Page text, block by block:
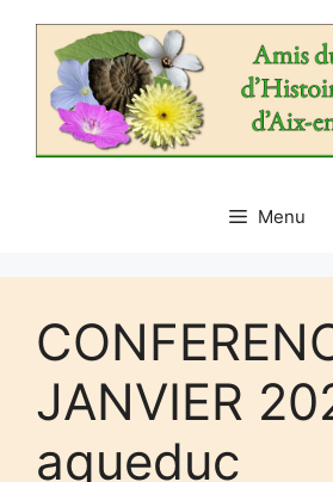
contenu
Menu
JANVIER
aqueduc